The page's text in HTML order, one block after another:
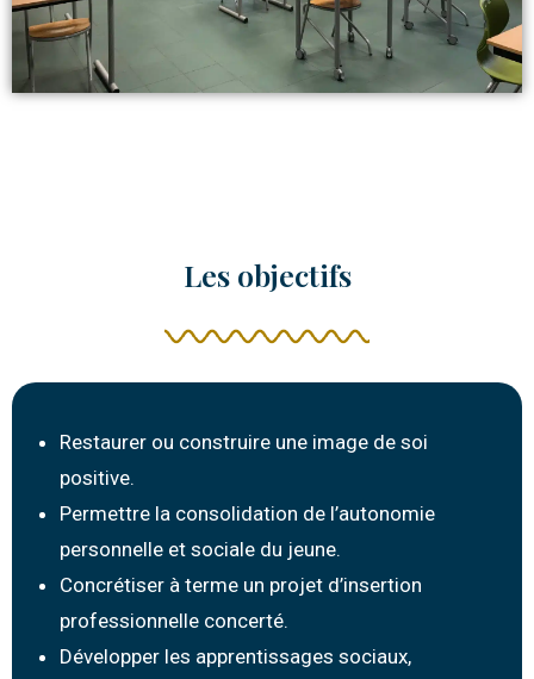
Les objectifs
Restaurer ou construire une image de soi
positive.
Permettre la consolidation de l’autonomie
personnelle et sociale du jeune.
Concrétiser à terme un projet d’insertion
professionnelle concerté.
Développer les apprentissages sociaux,